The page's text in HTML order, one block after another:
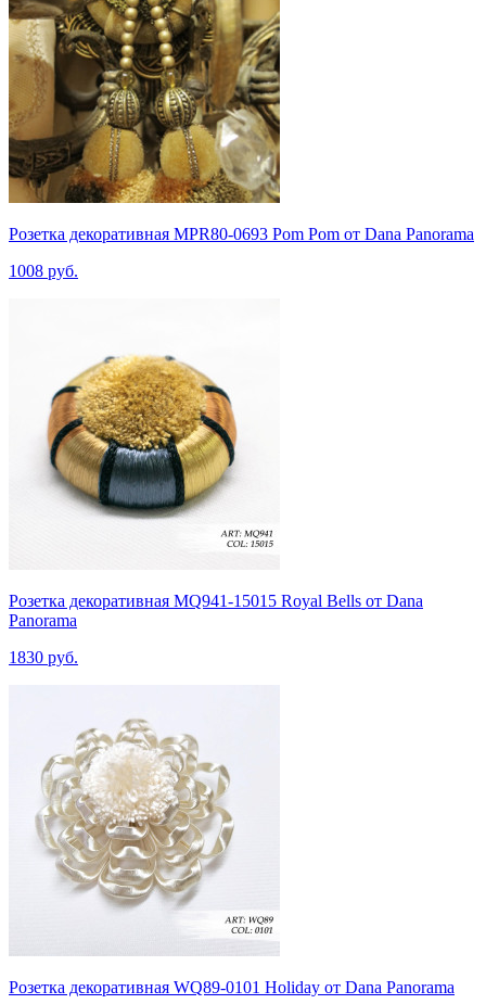
Розетка декоративная MPR80-0693 Pom Pom от Dana Panorama
1008 руб.
Розетка декоративная MQ941-15015 Royal Bells от Dana
Panorama
1830 руб.
Розетка декоративная WQ89-0101 Holiday от Dana Panorama